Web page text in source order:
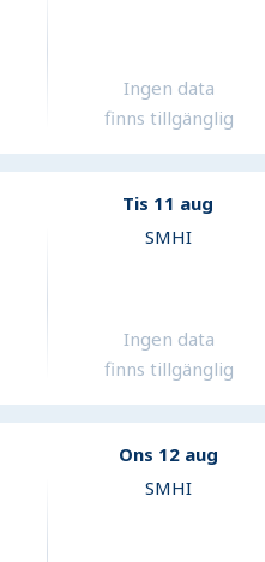
Ingen data
finns tillgänglig
Tis 11 aug
SMHI
Ingen data
finns tillgänglig
Ons 12 aug
SMHI